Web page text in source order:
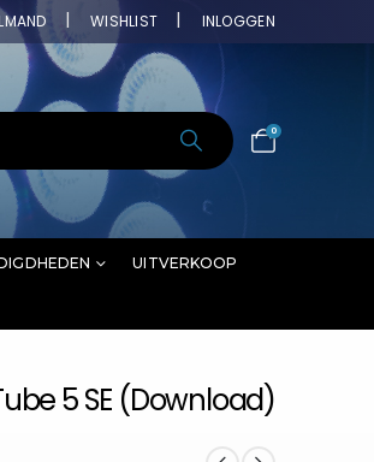
WISHLIST INLOGGEN
0
UITVERKOOP
5 SE (Download)